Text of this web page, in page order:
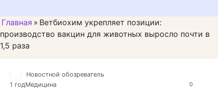
Главная » Ветбиохим укрепляет позиции:
производство вакцин для животных выросло почти в
1,5 раза
0
Новостной обозреватель
1 годМедицина